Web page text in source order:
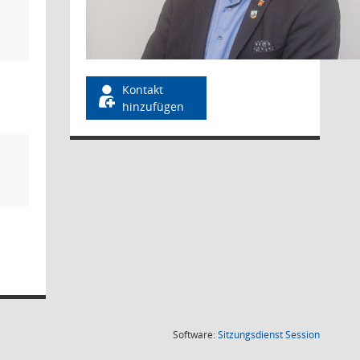
Kontakt
hinzufügen
Software:SitzungsdienstSession(Wird in